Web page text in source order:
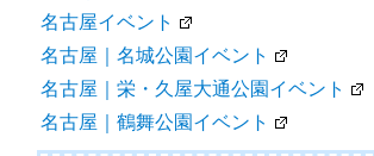
名古屋イベント
名古屋｜名城公園イベント
名古屋｜栄・久屋大通公園イベント
名古屋｜鶴舞公園イベント